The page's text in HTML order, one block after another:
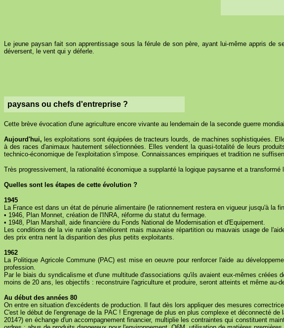
Le jeune paysan fait son apprentissage sous la férule de son père, ayant lui-même appris
déversent, le vent qui y déferle.
paysans ou chefs d'entreprise ?
Cette brève évocation d'une agriculture encore vivante au lendemain de la seconde guerre
Aujourd'hui, les exploitations sont équipées de tracteurs lourds, de machines sophistiquées.
à des races d'animaux hautement sélectionnées. Elles vendent la quasi-totalité de leurs
technico-économique de l'exploitation s'impose. Connaissances empiriques et tradition ne
Très progressivement, la rationalité économique a supplanté la logique paysanne et a transformé
Quelles sont les étapes de cette évolution ?
1945
La France est dans un état de pénurie alimentaire (le rationnement restera en vigueur jusqu'à
• 1946, Plan Monnet, création de l'INRA, réforme du statut du fermage.
• 1948, Plan Marshall, aide financière du Fonds National de Modernisation et d'Equipement.
Les conditions de la vie rurale s'améliorent mais mauvaise répartition ou mauvais usage de
des prix entra nent la disparition des plus petits exploitants.
1962
La Politique Agricole Commune (PAC) est mise en oeuvre pour renforcer l'aide au
profession.
Par le biais du syndicalisme et d'une multitude d'associations qu'ils avaient eux-mêmes
moins de 20 ans, les objectifs : reconstruire l'agriculture et produire, seront atteints et même au-
Au début des années 80
On entre en situation d'excédents de production. Il faut dès lors appliquer des mesures
C'est le début de l'engrenage de la PAC ! Engrenage de plus en plus complexe et déconnecté
2014?) en échange d'un accompagnement financier, multiplie les contraintes qui constituent